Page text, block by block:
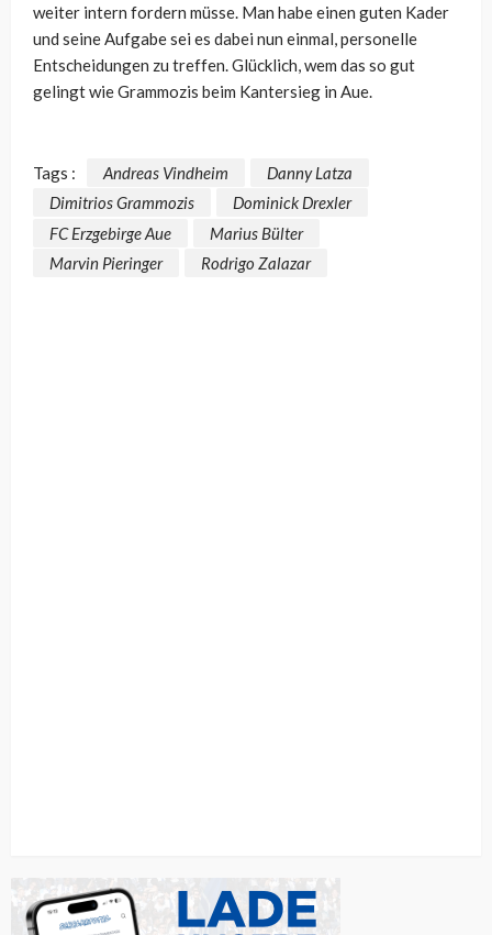
weiter intern fordern müsse. Man habe einen guten Kader
und seine Aufgabe sei es dabei nun einmal, personelle
Entscheidungen zu treffen. Glücklich, wem das so gut
gelingt wie Grammozis beim Kantersieg in Aue.
Tags : Andreas Vindheim
Danny Latza
Dimitrios Grammozis
Dominick Drexler
FC Erzgebirge Aue
Marius Bülter
Marvin Pieringer
Rodrigo Zalazar